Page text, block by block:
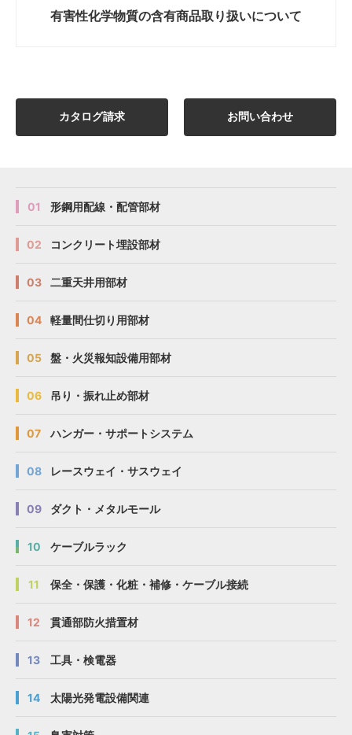
有害性化学物質の含有商品取り扱いについて
カタログ請求 お問い合わせ
01 形鋼用配線・配管部材
02 コンクリート埋設部材
03 二重天井用部材
04 軽量間仕切り用部材
05 盤・火災報知設備用部材
06 吊り・振れ止め部材
07 ハンガー・サポートシステム
08 レースウェイ・サスウェイ
09 ダクト・メタルモール
10 ケーブルラック
11 保全・保護・化粧・補修・ケーブル接続
12 貫通部防火措置材
13 工具・検電器
14 太陽光発電設備関連